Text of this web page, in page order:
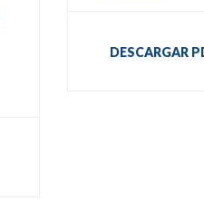
DESCARGAR